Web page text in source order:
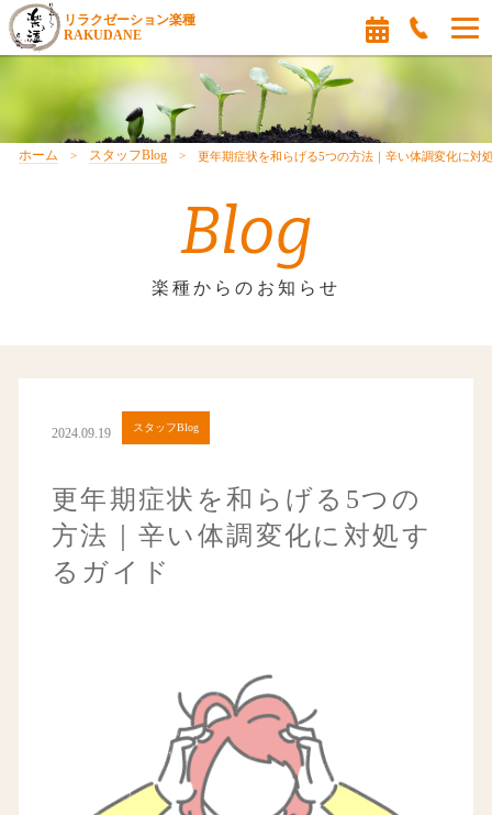
リラクゼーション楽種
RAKUDANE
ホーム スタッフBlog 更年期症状を和らげる5つの方法｜辛い体調変化に対
Blog
楽種からのお知らせ
2024.09.19 スタッフBlog
更年期症状を和らげる5つの
方法｜辛い体調変化に対処す
るガイド